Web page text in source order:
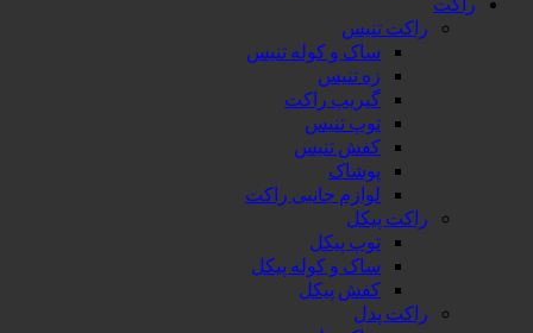
راکت تنیس
ساک و کوله تنیس
زه تنیس
گیریپ راکت
توپ تنیس
کفش تنیس
پوشاک
لوازم جانبی راکت
راکت پیکل
توپ پیکل
ساک و کوله پیکل
کفش پیکل
راکت پدل